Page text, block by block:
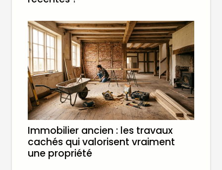
Immobilier ancien : les travaux
cachés qui valorisent vraiment
une propriété